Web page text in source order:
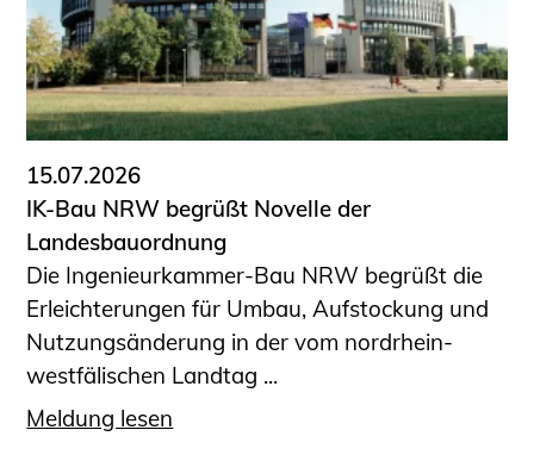
15.07.2026
IK-Bau NRW begrüßt Novelle der
Landesbauordnung
Die Ingenieurkammer-Bau NRW begrüßt die
Erleichterungen für Umbau, Aufstockung und
Nutzungsänderung in der vom nordrhein-
westfälischen Landtag ...
Meldung lesen